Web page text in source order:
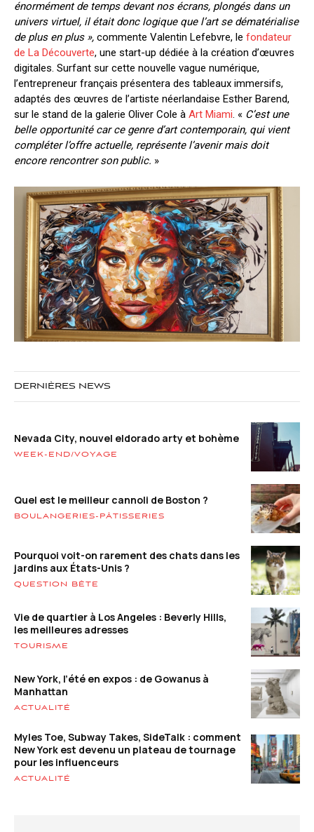
énormément de temps devant nos écrans, plongés dans un
univers virtuel, il était donc logique que l’art se dématérialise
de plus en plus », commente Valentin Lefebvre, le fondateur
de La Découverte, une start-up dédiée à la création d’œuvres
digitales. Surfant sur cette nouvelle vague numérique,
l’entrepreneur français présentera des tableaux immersifs,
adaptés des œuvres de l’artiste néerlandaise Esther Barend,
sur le stand de la galerie Oliver Cole à Art Miami. « C’est une
belle opportunité car ce genre d’art contemporain, qui vient
compléter l’offre actuelle, représente l’avenir mais doit
encore rencontrer son public. »
DERNIÈRES NEWS
Nevada City, nouvel eldorado arty et bohème
WEEK-END/VOYAGE
Quel est le meilleur cannoli de Boston ?
BOULANGERIES-PÂTISSERIES
Pourquoi voit-on rarement des chats dans les
jardins aux États-Unis ?
QUESTION BÊTE
Vie de quartier à Los Angeles : Beverly Hills,
les meilleures adresses
TOURISME
New York, l’été en expos : de Gowanus à
Manhattan
ACTUALITÉ
Myles Toe, Subway Takes, SideTalk : comment
New York est devenu un plateau de tournage
pour les influenceurs
ACTUALITÉ